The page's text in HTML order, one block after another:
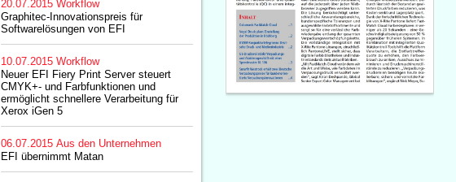
20.07.2015 Workflow
Graphitec-Innovationspreis für
Softwarelösungen von EFI
10.07.2015 Workflow
Neuer EFI Fiery Print Server steuert
CMYK+- und Farbfunktionen und
ermöglicht schnellere Verarbeitung für
Xerox iGen 5
06.07.2015 Aus den Unternehmen
EFI übernimmt Matan